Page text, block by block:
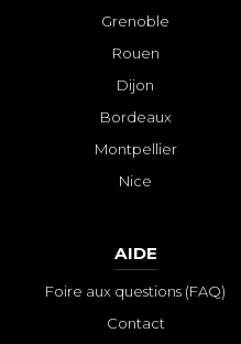
Grenoble
Rouen
Dijon
Bordeaux
Montpellier
Nice
AIDE
Foire aux questions (FAQ)
Contact